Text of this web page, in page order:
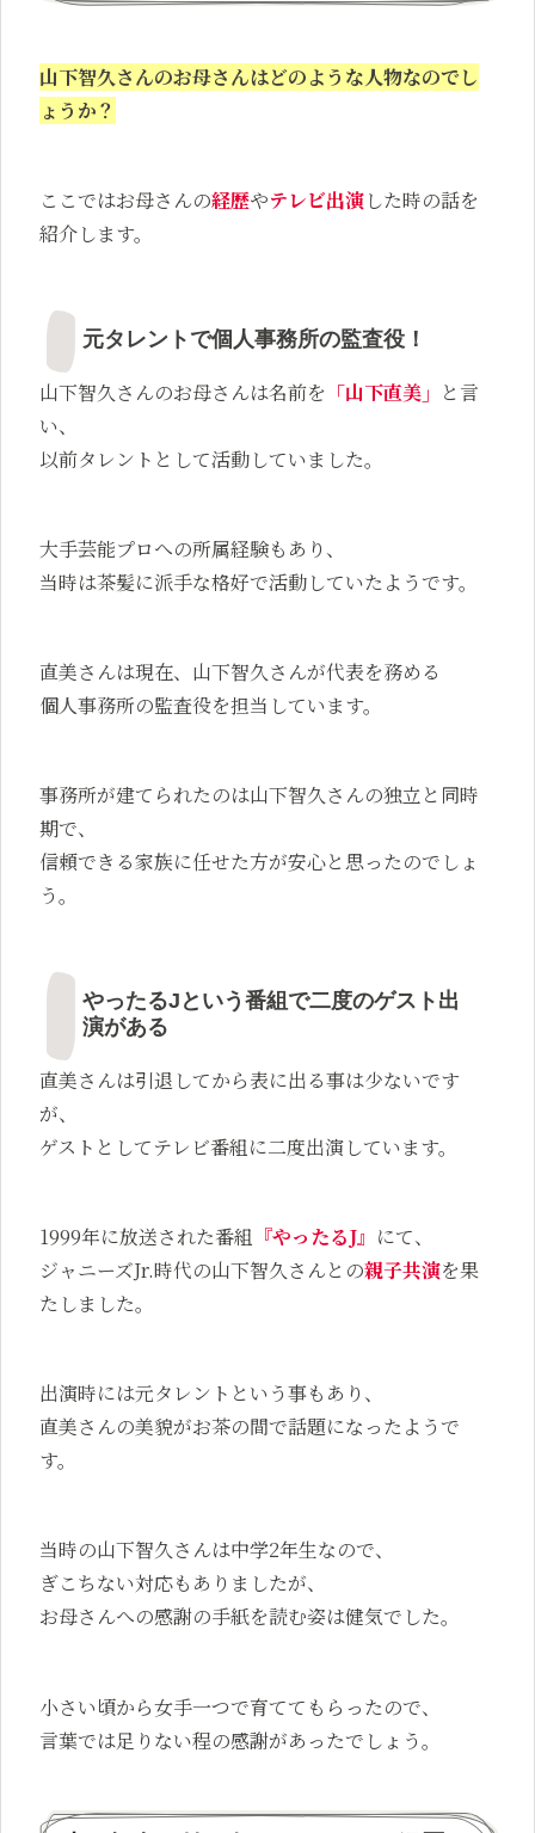
山下智久さんのお母さんはどのような人物なのでし
ょうか？
ここではお母さんの経歴やテレビ出演した時の話を
紹介します。
元タレントで個人事務所の監査役！
山下智久さんのお母さんは名前を 「山下直美」 と言
い、
以前タレントとして活動していました。
大手芸能プロへの所属経験もあり、
当時は茶髪に派手な格好で活動していたようです。
直美さんは現在、山下智久さんが代表を務める
個人事務所の監査役を担当しています。
事務所が建てられたのは山下智久さんの独立と同時
期で、
信頼できる家族に任せた方が安心と思ったのでしょ
う。
やったるJという番組で二度のゲスト出
演がある
直美さんは引退してから表に出る事は少ないです
が、
ゲストとしてテレビ番組に二度出演しています。
1999年に放送された番組 『やったるJ』 にて、
ジャニーズJr.時代の山下智久さんとの親子共演を果
たしました。
出演時には元タレントという事もあり、
直美さんの美貌がお茶の間で話題になったようで
す。
当時の山下智久さんは中学2年生なので、
ぎこちない対応もありましたが、
お母さんへの感謝の手紙を読む姿は健気でした。
小さい頃から女手一つで育ててもらったので、
言葉では足りない程の感謝があったでしょう。